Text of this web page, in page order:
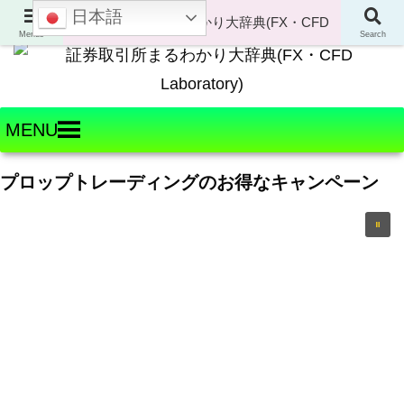
Welcome to FX・CFD Laboratory!
MENU
プロップトレーディングのお得なキャンペーン
Menus Search
日本語